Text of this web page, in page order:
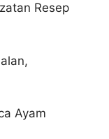
Resep
Ayam